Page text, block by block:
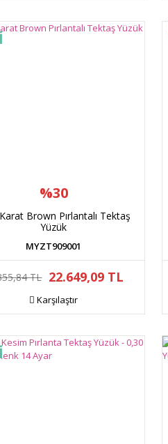
%30
Brown Pırlantalı Tektaş
Yüzük
MYZT909001
TL 22.649,09 TL
Karşılaştır